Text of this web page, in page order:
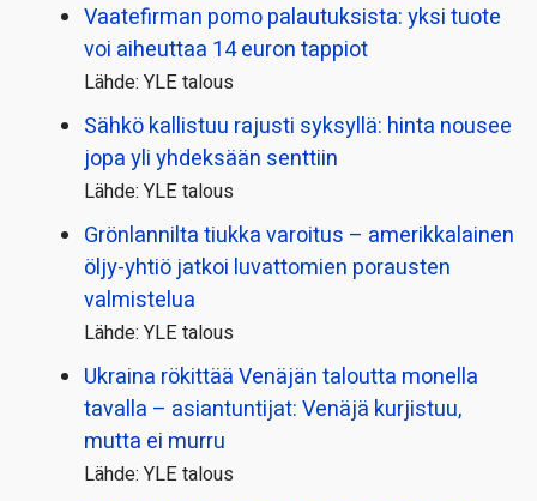
Vaatefirman pomo palautuksista: yksi tuote
voi aiheuttaa 14 euron tappiot
Lähde: YLE talous
Sähkö kallistuu rajusti syksyllä: hinta nousee
jopa yli yhdeksään senttiin
Lähde: YLE talous
Grönlannilta tiukka varoitus – amerikkalainen
öljy-yhtiö jatkoi luvattomien porausten
valmistelua
Lähde: YLE talous
Ukraina rökittää Venäjän taloutta monella
tavalla – asiantuntijat: Venäjä kurjistuu,
mutta ei murru
Lähde: YLE talous